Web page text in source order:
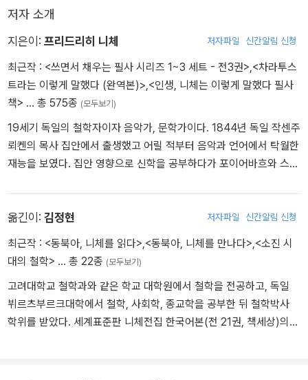
진리를 전복하고 모든 *생명의 근본 조건인 **관점주의적인 것을 스
스로 부인함을 의미했다.
저자 소개
지은이: 프리드리히 니체 저자파일 신간알림 신청
최근작 : <쓰면서 채우는 필사 시리즈 1~3 세트 - 전3권>,<차라투스
트라는 이렇게 말했다 (완역본)>,<인생, 니체는 이렇게 말했다 필사
책> … 총 575종 (모두보기)
19세기 독일의 철학자이자 음악가, 문학가이다. 1844년 독일 작센주
뢰켄의 목사 집안에서 출생했고 어릴 적부터 음악과 언어에서 탁월한
재능을 보였다. 집안 영향으로 신학을 공부하다가 포이어바흐와 스피
제출하기 전에 이미 명문대인 스위스 바젤대학교에 초빙될 만큼 뛰어
난 학생이었다. 1869년부터 스위스 바젤대학교에서 고전문헌학 교
수로 일하던 그는 1879년 건강이 악화되면서 교수직을 그만두었다.
편두통과 위통에 시달리는 데다가 우울증까지 앓았지만 10년간 호텔
을 전전하며 저술 활동에 매진했다. 겨울에는 따뜻한 이탈리아에서
여름에는 독일이나 스위스에서 지내며 종교, 도덕 및 당대의 문화, 철
학 그리고 과학에 대한 비평을 썼다. 그러던 중 1889년 초부터 정신
옮긴이: 김정현 저자파일 신간알림 신청
최근작 : <동북아, 니체를 읽다>,<동북아, 니체를 만나다>,<소진 시
대의 철학> … 총 22종 (모두보기)
고려대학교 철학과와 같은 학교 대학원에서 철학을 전공하고, 독일
뷔르츠부르크대학에서 철학, 사회학, 종교학을 공부한 뒤 철학박사
학위를 받았다. 세계표준판 니체전집 한국어본(전 21권, 책세상)의